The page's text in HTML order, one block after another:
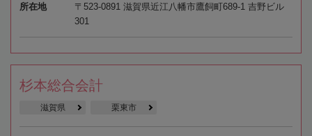
所在地
〒523-0891 滋賀県近江八幡市鷹飼町689-1 吉野ビル
301
杉本総合会計
滋賀県 栗東市